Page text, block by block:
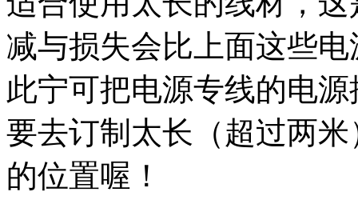
减与损失会比上面这些
此宁可把电源专线的电
要去订制太长（超过两
的位置喔！